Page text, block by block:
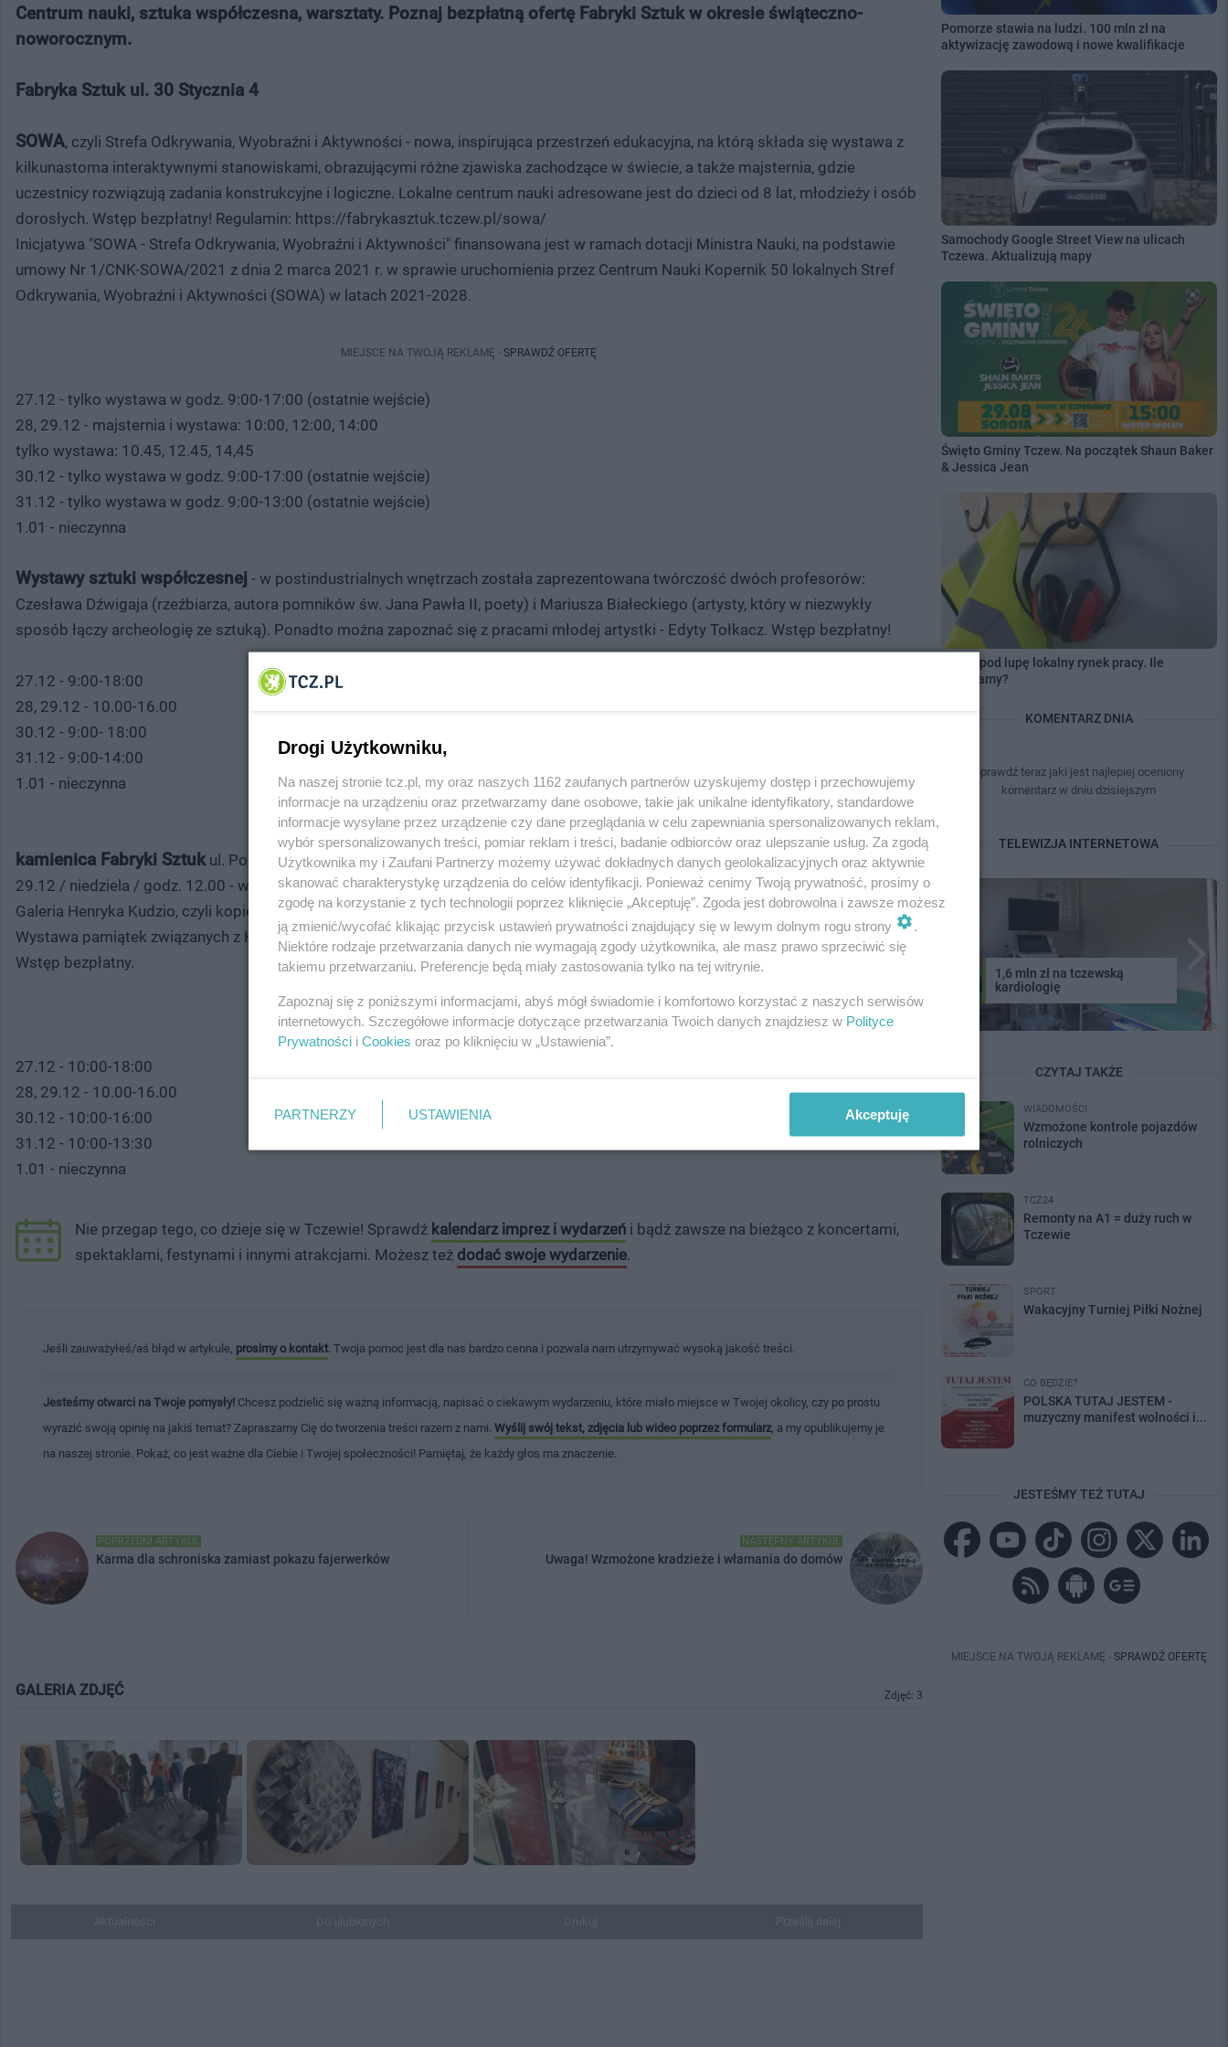
Centrum nauki, sztuka współczesna, warsztaty. Poznaj bezpłatną ofertę Fabryki Sztuk w okresie świąteczno-
noworocznym.
Fabryka Sztuk ul. 30 Stycznia 4
SOWA, czyli Strefa Odkrywania, Wyobraźni i Aktywności - nowa, inspirująca przestrzeń edukacyjna, na którą składa się wystawa z
kilkunastoma interaktywnymi stanowiskami, obrazującymi różne zjawiska zachodzące w świecie, a także majsternia, gdzie
uczestnicy rozwiązują zadania konstrukcyjne i logiczne. Lokalne centrum nauki adresowane jest do dzieci od 8 lat, młodzieży i osób
dorosłych. Wstęp bezpłatny! Regulamin: https://fabrykasztuk.tczew.pl/sowa/
Inicjatywa "SOWA - Strefa Odkrywania, Wyobraźni i Aktywności" finansowana jest w ramach dotacji Ministra Nauki, na podstawie
umowy Nr 1/CNK-SOWA/2021 z dnia 2 marca 2021 r. w sprawie uruchomienia przez Centrum Nauki Kopernik 50 lokalnych Stref
Odkrywania, Wyobraźni i Aktywności (SOWA) w latach 2021-2028.
MIEJSCE NA TWOJĄ REKLAMĘ - SPRAWDŹ OFERTĘ
27.12 - tylko wystawa w godz. 9:00-17:00 (ostatnie wejście)
28, 29.12 - majsternia i wystawa: 10:00, 12:00, 14:00
tylko wystawa: 10.45, 12.45, 14,45
30.12 - tylko wystawa w godz. 9:00-17:00 (ostatnie wejście)
31.12 - tylko wystawa w godz. 9:00-13:00 (ostatnie wejście)
1.01 - nieczynna
Wystawy sztuki współczesnej - w postindustrialnych wnętrzach została zaprezentowana twórczość dwóch profesorów:
Czesława Dźwigaja (rzeźbiarza, autora pomników św. Jana Pawła II, poety) i Mariusza Białeckiego (artysty, który w niezwykły
sposób łączy archeologię ze sztuką). Ponadto można zapoznać się z pracami młodej artystki - Edyty Tołkacz. Wstęp bezpłatny!
27.12 - 9:00-18:00
28, 29.12 - 10.00-16.00
30.12 - 9:00- 18:00
31.12 - 9:00-14:00
1.01 - nieczynna
kamienica Fabryki Sztukul. Podmurna 15:
29.12 / niedziela / godz. 12.00 - warsztaty dla dzieci budowania z klocków. Wstęp bezpłatny.
Galeria Henryka Kudzio, czyli kopie wielkich mistrzów malarstwa. Wstęp bezpłatny.
Wystawa pamiątek związanych z Kazimierzem Zimnym - urodzonym w Tczewie lekkoatlecie, brązowym medaliście olimpijskim.
Wstęp bezpłatny.
MIEJSCE NA TWOJĄ REKLAMĘ -SPRAWDŹ OFERTĘ
27.12 - 10:00-18:00
28, 29.12 - 10.00-16.00
30.12 - 10:00-16:00
31.12 - 10:00-13:30
1.01 - nieczynna
Nie przegap tego, co dzieje się w Tczewie! Sprawdź kalendarz imprez i wydarzeń i bądź zawsze na bieżąco z koncertami,
spektaklami, festynami i innymi atrakcjami. Możesz też dodać swoje wydarzenie.
Jeśli zauważyłeś/aś błąd w artykule, prosimy o kontakt . Twoja pomoc jest dla nas bardzo cenna i pozwala nam utrzymywać wysoką jakość treści.
Jesteśmy otwarci na Twoje pomysły! Chcesz podzielić się ważną informacją, napisać o ciekawym wydarzeniu, które miało miejsce w Twojej okolicy, czy po prostu
wyrazić swoją opinię na jakiś temat? Zapraszamy Cię do tworzenia treści razem z nami. Wyślij swój tekst, zdjęcia lub wideo poprzez formularz , a my opublikujemy je
na naszej stronie. Pokaż, co jest ważne dla Ciebie i Twojej społeczności! Pamiętaj, że każdy głos ma znaczenie.
POPRZEDNI ARTYKUŁ
Karma dla schroniska zamiast pokazu fajerwerków
NASTĘPNY ARTYKUŁ
Uwaga! Wzmożone kradzieże i włamania do domów
Zdjęć: 3
GALERIA ZDJĘĆ
Pomorze stawia na ludzi. 100 mln zł na
aktywizację zawodową i nowe kwalifikacje
Samochody Google Street View na ulicach
Tczewa. Aktualizują mapy
Święto Gminy Tczew. Na początek Shaun Baker
& Jessica Jean
Wzięli pod lupę lokalny rynek pracy. Ile
zarabiamy?
KOMENTARZ DNIA
Sprawdź teraz jaki jest najlepiej oceniony
komentarz w dniu dzisiejszym
TELEWIZJA INTERNETOWA
1,6 mln zł na tczewską
kardiologię
CZYTAJ TAKŻE
WIADOMOŚCI
Wzmożone kontrole pojazdów
rolniczych
TCZ24
Remonty na A1 = duży ruch w
Tczewie
SPORT
Wakacyjny Turniej Piłki Nożnej
CO BĘDZIE?
POLSKA TUTAJ JESTEM -
muzyczny manifest wolności i...
JESTEŚMY TEŻ TUTAJ
MIEJSCE NA TWOJĄ REKLAMĘ - SPRAWDŹ OFERTĘ
Drogi Użytkowniku,
Na naszej stronie tcz.pl, my oraz naszych 1162 zaufanych partnerów uzyskujemy dostęp i przechowujemy
informacje na urządzeniu oraz przetwarzamy dane osobowe, takie jak unikalne identyfikatory, standardowe
informacje wysyłane przez urządzenie czy dane przeglądania w celu zapewniania spersonalizowanych reklam,
wybór spersonalizowanych treści, pomiar reklam i treści, badanie odbiorców oraz ulepszanie usług. Za zgodą
Użytkownika my i Zaufani Partnerzy możemy używać dokładnych danych geolokalizacyjnych oraz aktywnie
skanować charakterystykę urządzenia do celów identyfikacji. Ponieważ cenimy Twoją prywatność, prosimy o
zgodę na korzystanie z tych technologii poprzez kliknięcie „Akceptuję”. Zgoda jest dobrowolna i zawsze możesz
ją zmienić/wycofać klikając przycisk ustawień prywatności znajdujący się w lewym dolnym rogu strony
.
Niektóre rodzaje przetwarzania danych nie wymagają zgody użytkownika, ale masz prawo sprzeciwić się
takiemu przetwarzaniu. Preferencje będą miały zastosowania tylko na tej witrynie.
Zapoznaj się z poniższymi informacjami, abyś mógł świadomie i komfortowo korzystać z naszych serwisów
internetowych. Szczegółowe informacje dotyczące przetwarzania Twoich danych znajdziesz w Polityce
Prywatności i Cookies oraz po kliknięciu w „Ustawienia”.
PARTNERZY USTAWIENIA Akceptuję